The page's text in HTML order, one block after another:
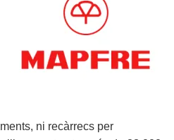
ni recàrrecs per